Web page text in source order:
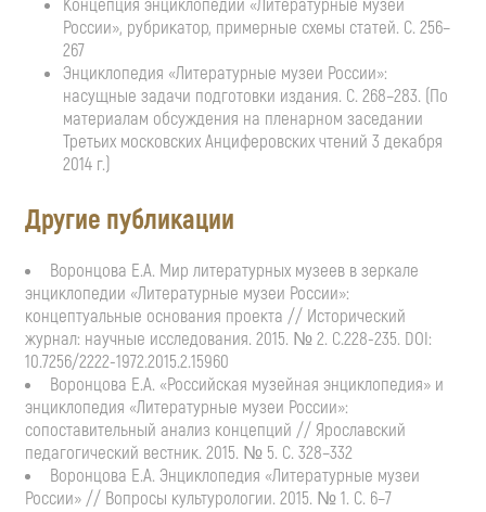
Концепция энциклопедии «Литературные музеи
России», рубрикатор, примерные схемы статей. С. 256–
267
Энциклопедия «Литературные музеи России»:
насущные задачи подготовки издания. С. 268–283. (По
материалам обсуждения на пленарном заседании
Третьих московских Анциферовских чтений 3 декабря
2014 г.)
Другие публикации
Воронцова Е.А. Мир литературных музеев в зеркале
энциклопедии «Литературные музеи России»:
концептуальные основания проекта // Исторический
журнал: научные исследования. 2015. № 2. С.228-235. DOI:
10.7256/2222-1972.2015.2.15960
Воронцова Е.А. «Российская музейная энциклопедия» и
энциклопедия «Литературные музеи России»:
сопоставительный анализ концепций // Ярославский
педагогический вестник. 2015. № 5. С. 328–332
Воронцова Е.А. Энциклопедия «Литературные музеи
России» // Вопросы культурологии. 2015. № 1. С. 6–7